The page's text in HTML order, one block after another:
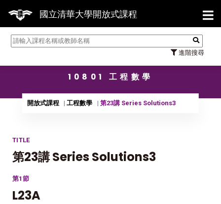
國立清華大學開放式課程
進階搜尋
【
10801 工程數學
開放式課程 工程數學 第23講 Series Solutions3
TITLE
第23講 Series Solutions3
第1節
L23A